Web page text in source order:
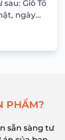
Tổ
PHẨM?
sẵn sàng tư